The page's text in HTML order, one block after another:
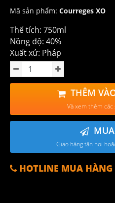
Mã sản phẩm: Courreges XO
Thể tích: 750ml
Nồng độ: 40%
Xuất xứ: Pháp
THÊM
Và xem thêm các
Giao hàng tận nơi
HOTLINE MUA